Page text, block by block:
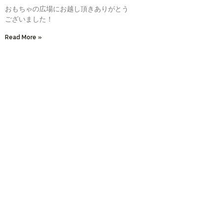
おもちゃの広場にお越し頂きありがとう
ございました！
Read More »